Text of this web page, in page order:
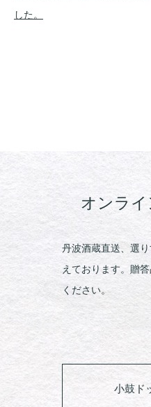
した。
オンラ
丹波酒蔵直送、選
えております。贈
ください。
小鼓ド